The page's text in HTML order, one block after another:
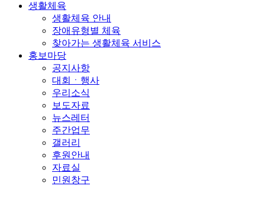
생활체육
생활체육 안내
장애유형별 체육
찾아가는 생활체육 서비스
홍보마당
공지사항
대회ㆍ행사
우리소식
보도자료
뉴스레터
주간업무
갤러리
후원안내
자료실
민원창구